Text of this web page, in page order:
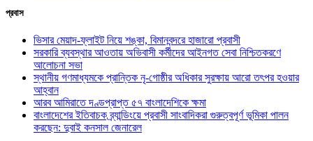
প্রবাস
ভিসার মেয়াদ-ফ্লাইট নিয়ে শঙ্কা, বিমানবন্দরে হাজারো প্রবাসী
সরকারি ব্যবস্থার আওতায় অভিবাসী কর্মীদের আইনগত সেবা নিশ্চিতকরণে
আলোচনা সভা
স্থানীয় গণমাধ্যমকে প্রান্তিক নৃ-গোষ্ঠীর অধিকার সুরক্ষায় আরো তৎপর হওয়ার
আহ্বান
আরব আমিরাতে দণ্ডপ্রাপ্ত ৫৭ বাংলাদেশিকে ক্ষমা
বাংলাদেশের ইতিবাচক ব্র্যান্ডিংয়ে প্রবাসী সাংবাদিকরা গুরুত্বপূর্ণ ভূমিকা পালন
করছেন: দুবাই কনসাল জেনারেল